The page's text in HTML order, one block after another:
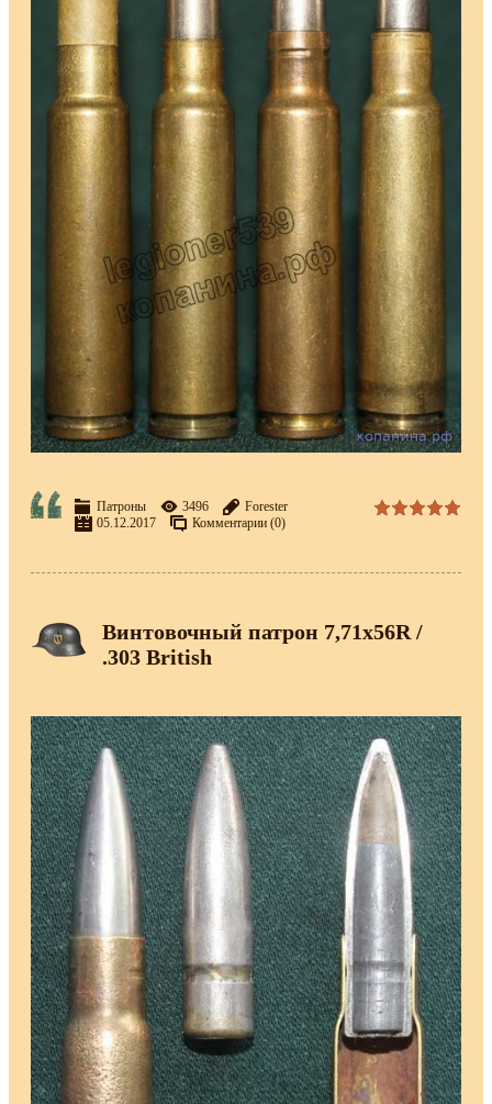
Патроны 3496
Forester
05.12.2017
Комментарии (0)
Винтовочный патрон 7,71х56R /
.303 British